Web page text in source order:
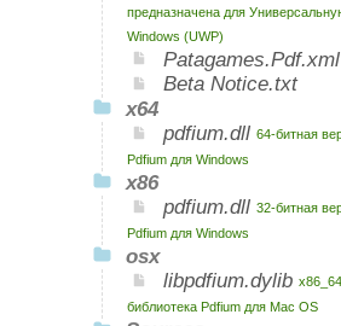
предназначена для
Windows (UWP)
Patagames.Pdf.xml
Beta Notice.txt
x64
pdfium.dll 64-битная
Pdfium для Windows
x86
pdfium.dll 32-битная
Pdfium для Windows
osx
libpdfium.dylib
библиотека Pdfium для Mac OS